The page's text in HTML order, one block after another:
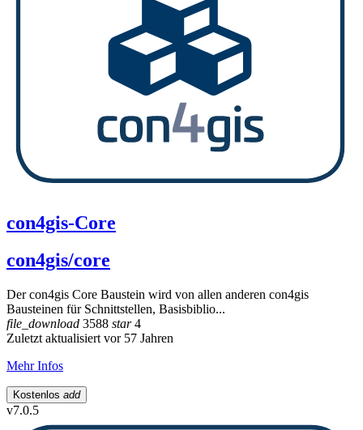
con4gis-Core
con4gis/core
Der con4gis Core Baustein wird von allen anderen con4gis
Bausteinen für Schnittstellen, Basisbiblio...
file_download 3588 star4
Zuletzt aktualisiert vor 57 Jahren
Mehr Infos
Kostenlos add
v7.0.5